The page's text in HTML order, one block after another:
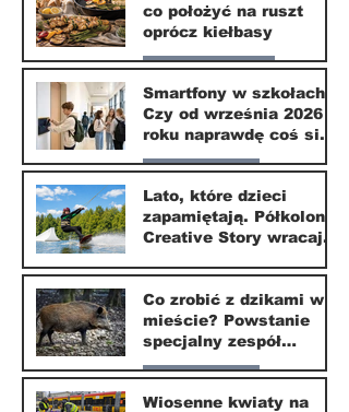
3 lip
co położyć na ruszt
oprócz kiełbasy
Zdrowie i uroda
1 lip
Smartfony w szkołach.
Czy od września 2026
roku naprawdę coś się
zmieni?
Nasze miasto
1 lip
Lato, które dzieci
zapamiętają. Półkolonie
Creative Story wracają
20 kwi
Co zrobić z dzikami w
mieście? Powstanie
specjalny zespół
ekspertów
Nasze miasto
Wiosenne kwiaty na